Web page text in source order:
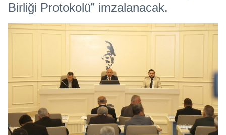
Birliği Protokolü” imzalanacak.